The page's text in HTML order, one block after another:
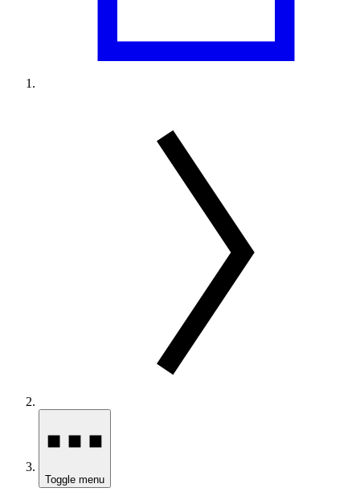
Toggle menu